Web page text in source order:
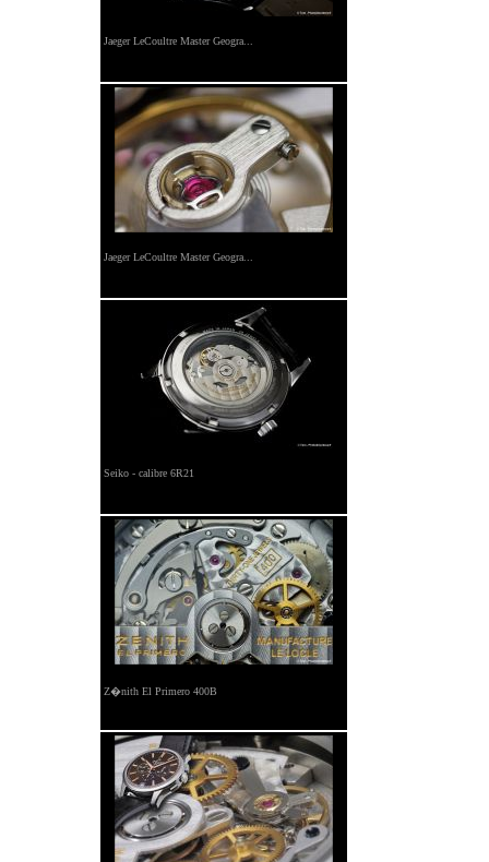
Jaeger LeCoultre Master Geogra...
Jaeger LeCoultre Master Geogra...
Seiko - calibre 6R21
Z�nith El Primero 400B